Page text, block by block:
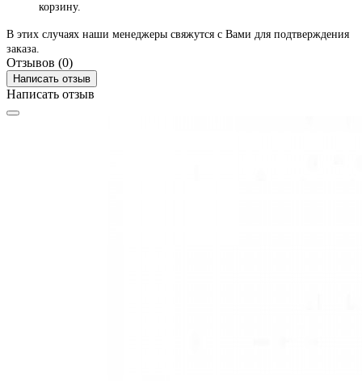
корзину.
В этих случаях наши менеджеры свяжутся с Вами для подтверждения
заказа.
Отзывов (0)
Написать отзыв
Написать отзыв